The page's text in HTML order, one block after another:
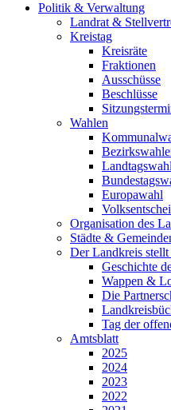
Politik & Verwaltung
Landrat &
Kreistag
Kreisräte
Fraktionen
Ausschüsse
Beschlüsse
Wahlen
Europawahl
Organisation des
Städte &
Der Landkreis
Geschichte
Wappen &
Die
Tag der
Amtsblatt
2025
2024
2023
2022